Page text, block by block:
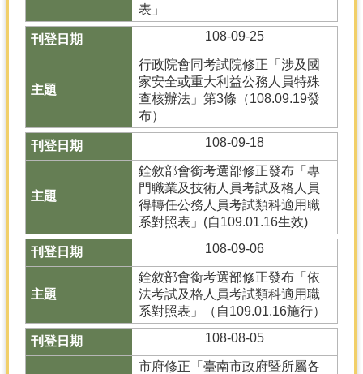
況
熱
民
表」
108-09-25
行政院會同考試院修正「涉及國
家安全或重大利益公務人員特殊
查核辦法」第3條（108.09.19發
布）
108-09-18
銓敘部會銜考選部修正發布「專
門職業及技術人員考試及格人員
得轉任公務人員考試類科適用職
系對照表」(自109.01.16生效)
108-09-06
銓敘部會銜考選部修正發布「依
法考試及格人員考試類科適用職
系對照表」（自109.01.16施行）
108-08-05
市府修正「臺南市政府暨所屬各